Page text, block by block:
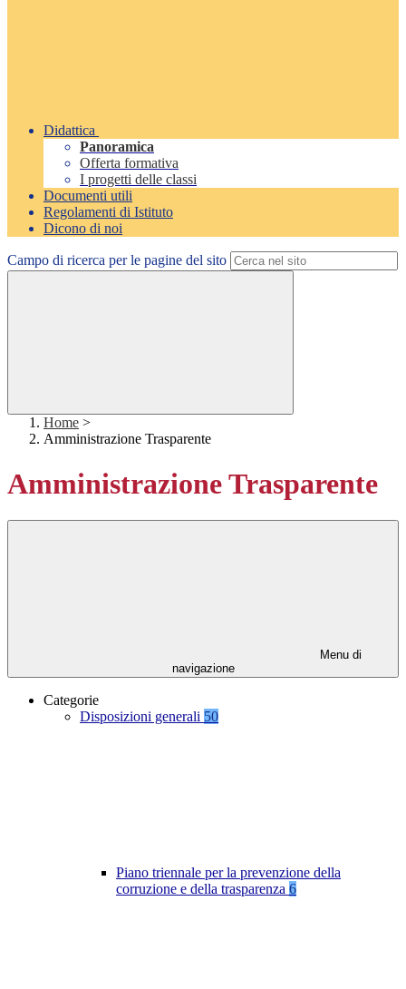
Didattica
Panoramica
Offerta formativa
I progetti delle classi
Documenti utili
Regolamenti di Istituto
Dicono di noi
Campo di ricerca per le pagine del sito
Home >
Amministrazione Trasparente
Amministrazione Trasparente
Menu di
navigazione
Categorie
Disposizioni generali 50
Piano triennale per la prevenzione della
corruzione e della trasparenza 6